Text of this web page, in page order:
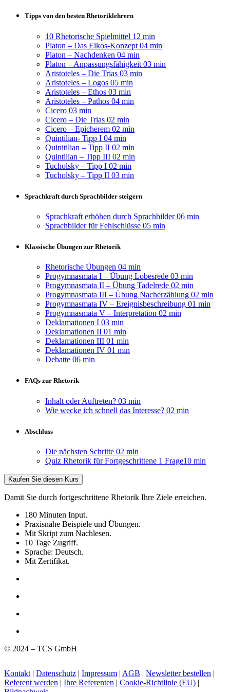
Tipps von den besten Rhetoriklehrern
10 Rhetorische Spielmittel 12 min
Platon – Das Eikos-Konzept 04 min
Platon – Nachdenken 04 min
Platon – Anpassungsfähigkeit 03 min
Aristoteles – Die Trias 03 min
Aristoteles – Logos 05 min
Aristoteles – Ethos 03 min
Aristoteles – Pathos 04 min
Cicero 03 min
Cicero – Die Trias 02 min
Cicero – Epicherem 02 min
Quintilian- Tipp I 04 min
Quinitilian – Tipp II 02 min
Quintilian – Tipp III 02 min
Tucholsky – Tipp I 02 min
Tucholsky – Tipp II 03 min
Sprachkraft durch Sprachbilder steigern
Sprachkraft erhöhen durch Sprachbilder 06 min
Sprachbilder für Fehlschlüsse 05 min
Klassische Übungen zur Rhetorik
Rhetorische Übungen 04 min
Progymnasmata I – Übung Lobesrede 03 min
Progymnasmata II – Übung Tadelrede 02 min
Progymnasmata III – Übung Nacherzählung 02 min
Progymnasmata IV – Ereignisbeschreibung 01 min
Progymnasmata V – Interpretation 02 min
Deklamationen I 03 min
Deklamationen II 01 min
Deklamationen III 01 min
Deklamationen IV 01 min
Debatte 06 min
FAQs zur Rhetorik
Inhalt oder Auftreten? 03 min
Wie wecke ich schnell das Interesse? 02 min
Abschluss
Die nächsten Schritte 02 min
Quiz Rhetorik für Fortgeschrittene 1 Frage10 min
Kaufen Sie diesen Kurs
Damit Sie durch fortgeschrittene Rhetorik Ihre Ziele erreichen.
180 Minuten Input.
Praxisnahe Beispiele und Übungen.
Mit Skript zum Nachlesen.
10 Tage Zugriff.
Sprache: Deutsch.
Mit Zertifikat.
© 2024 – TCS GmbH
Kontakt | Datenschutz | Impressum | AGB | Newsletter bestellen |
Referent werden | Ihre Referenten | Cookie-Richtlinie (EU) |